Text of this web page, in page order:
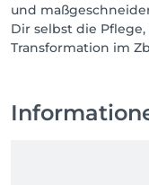
und
Dir selbst die
Transformation im